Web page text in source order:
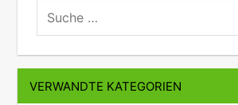
suche:
VERWANDTE KATEGORIEN